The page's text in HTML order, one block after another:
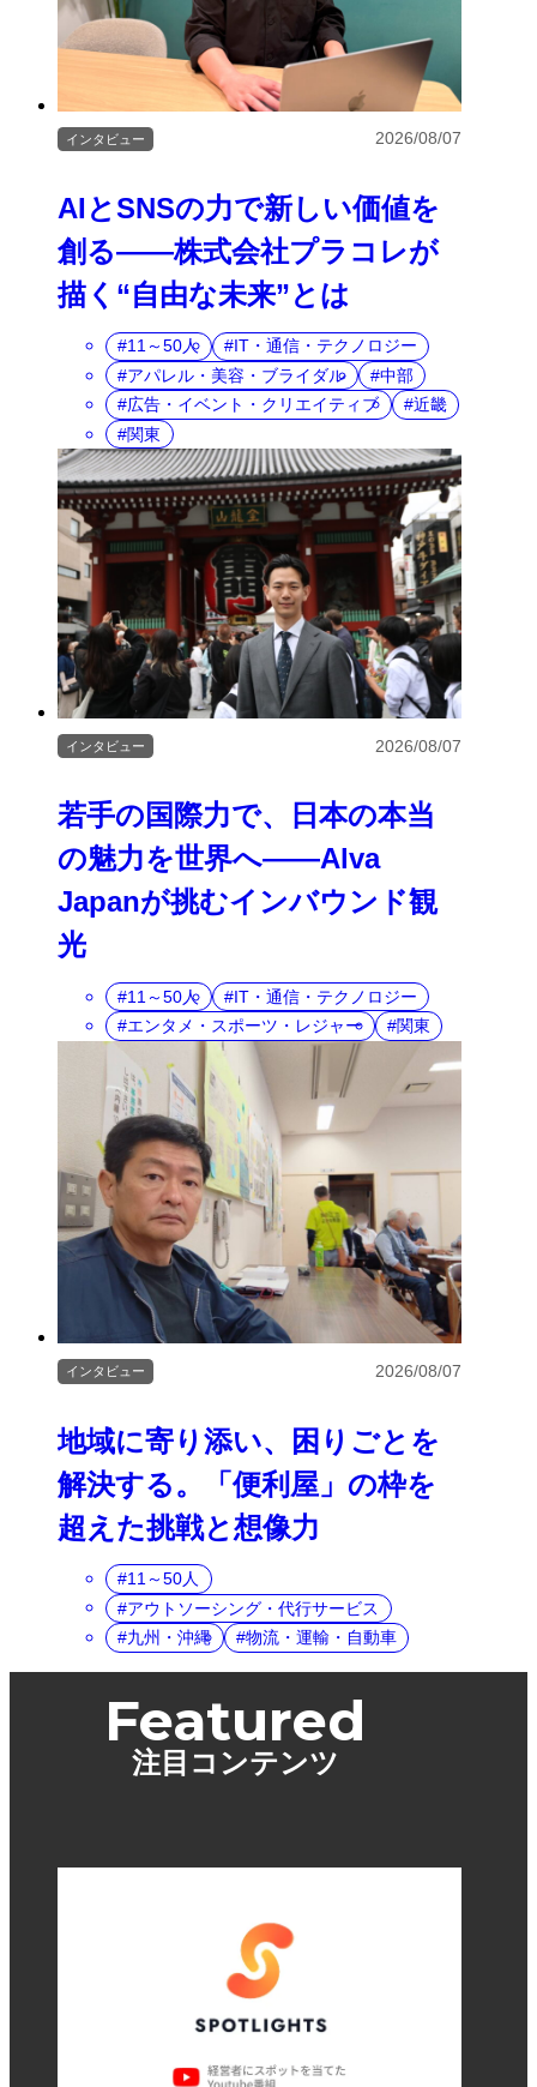
AIとSNSの力で新しい価値を
創る――株式会社プラコレが
描く“自由な未来”とは
インタビュー 2026/08/07
11～50人
IT・通信・テクノロジー
アパレル・美容・ブライダル
中部
広告・イベント・クリエイティブ
近畿
関東
若手の国際力で、日本の本当
の魅力を世界へ――Alva
Japanが挑むインバウンド観
光
インタビュー 2026/08/07
11～50人
IT・通信・テクノロジー
エンタメ・スポーツ・レジャー
関東
地域に寄り添い、困りごとを
解決する。「便利屋」の枠を
超えた挑戦と想像力
インタビュー 2026/08/07
11～50人
アウトソーシング・代行サービス
九州・沖縄
物流・運輸・自動車
Featured
注目コンテンツ